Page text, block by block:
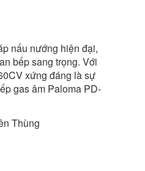
nấu nướng hiện đại,
bếp sang trọng. Với
xứng đáng là sự
gas âm Paloma PD-